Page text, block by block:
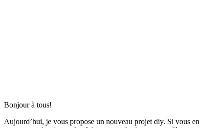
Bonjour à tous!
Aujourd’hui, je vous propose un nouveau projet diy. Si vous en